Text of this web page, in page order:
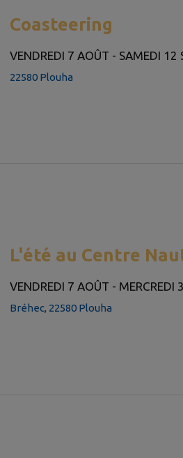
Coasteering
VENDREDI 7 AOÛT - SAMEDI 12
22580 Plouha
L'été au Centre
VENDREDI 7 AOÛT - MERCREDI
Bréhec, 22580 Plouha